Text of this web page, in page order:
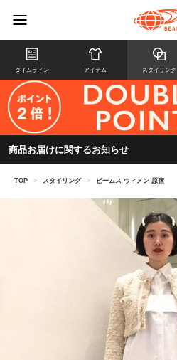
タイムライン アイテム スタイリング
商品お届けに関するお知らせ
TOP > スタイリング > ビームス ウィメン 原宿